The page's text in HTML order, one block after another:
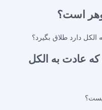
است؟
عادت به الکل